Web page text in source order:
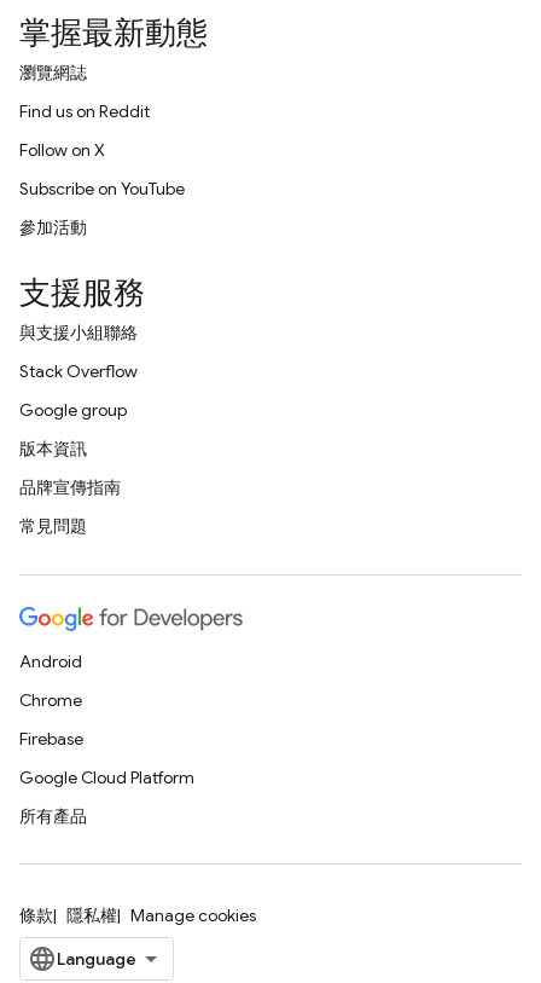
掌握最新動態
瀏覽網誌
Find us on Reddit
Follow on X
Subscribe on YouTube
參加活動
支援服務
與支援小組聯絡
Stack Overflow
Google group
版本資訊
品牌宣傳指南
常見問題
Android
Chrome
Firebase
Google Cloud Platform
所有產品
條款 隱私權 Manage cookies